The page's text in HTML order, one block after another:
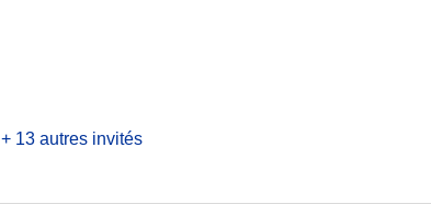
+ 13 autres invités